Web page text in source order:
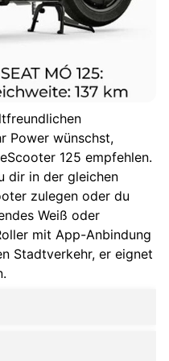
Rückwärtsgang
Power wünschst,
125 empfehlen.
dir in der gleichen
zulegen oder du
Weiß oder
mit App-Anbindung
Stadtverkehr, er eignet